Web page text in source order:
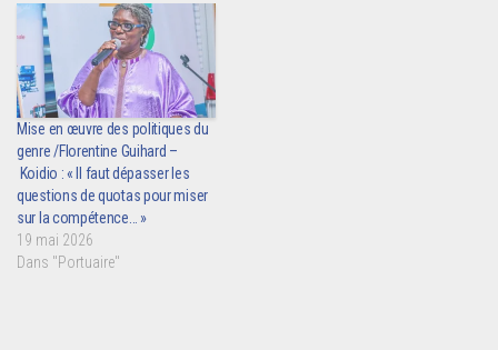
Mise en œuvre des politiques du
genre /Florentine Guihard –
Koidio : « Il faut dépasser les
questions de quotas pour miser
sur la compétence… »
19 mai 2026
Dans "Portuaire"